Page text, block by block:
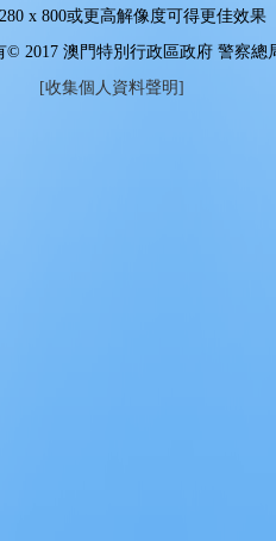
x 800或更高解像度可得更佳效果
© 2017 澳門特別行政區政府 警察總
[收集個人資料聲明]